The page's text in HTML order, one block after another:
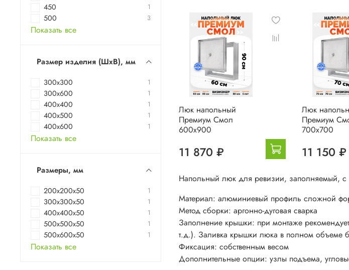
Люк напольный
Премиум Смол
600х900
11 870 ₽
Люк
Премиум
700х700
11 150 ₽
Напольный люк для ревизии, заполняемый, с
Материал: алюминиевый профиль сложной
Метод сборки: аргонно-дуговая сварка
Заполнение крышки: при монтаже
т.д.). Заливка крышки люка в полном объеме
Фиксация: собственным весом
Дополнительные опции: узлы подъема,
450 1
500 3
Показать все
Размер изделия (ШхВ), мм
300x300 1
300х600 1
400х400 1
400х500 1
400х600 1
Показать все
Размеры, мм
200x200x50 1
300x300x50 1
400x400x50 1
500x500x50 1
500x600x50 1
Показать все